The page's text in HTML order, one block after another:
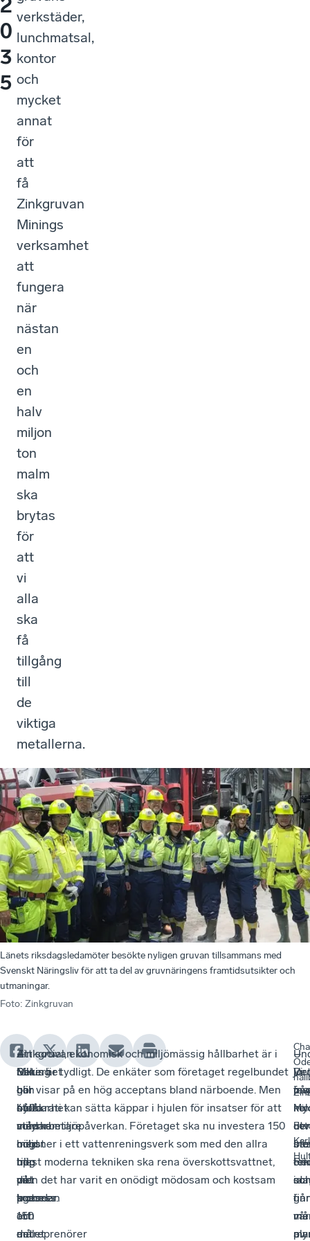
2
0
3
5
verkstäder,
lunchmatsal,
kontor
och
mycket
annat
för
att
få
Zinkgruvan
Minings
verksamhet
att
fungera
när
nästan
en
och
en
halv
miljon
ton
malm
ska
brytas
för
att
vi
alla
ska
få
tillgång
till
de
viktiga
metallerna.
Länets riksdagsledamöter besökte nyligen gruvan tillsammans med
Svenskt Näringsliv för att ta del av gruvnäringens framtidsutsikter och
utmaningar.
Foto: Zinkgruvan
–
Säkerhet
och
hållbarhet
står
högst
upp
på
agendan
och
målet
Zinkgruvan
Mining
har
460
medarbetare
och
till
det
kommer
150
entreprenörer
–
Det
blir
stora
volymer
med
hög
vikt
trots
att
det
Att social, ekonomisk och miljömässig hållbarhet är i
fokus är tydligt. De enkäter som företaget regelbundet
gör visar på en hög acceptans bland närboende. Men
byråkrati kan sätta käppar i hjulen för insatser för att
minska miljöpåverkan. Företaget ska nu investera 150
miljoner i ett vattenreningsverk som med den allra
mest moderna tekniken ska rena överskottsvattnet,
men det har varit en onödigt mödosam och kostsam
process.
Karl
–
Vi
i
ut
går
av
–
i
vår